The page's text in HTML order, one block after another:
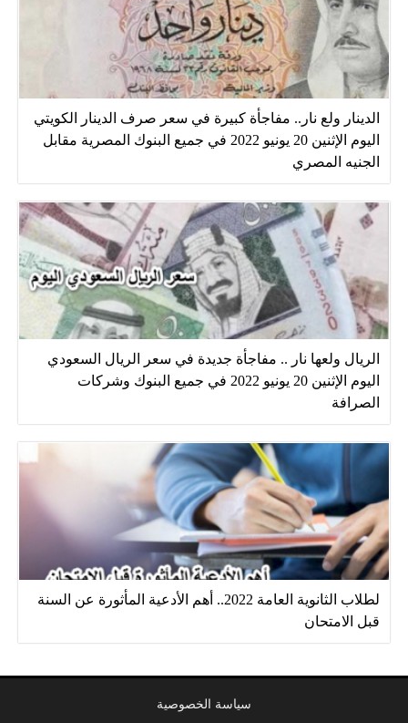
الدينار ولع نار.. مفاجأة كبيرة في سعر صرف الدينار الكويتي
اليوم الإثنين 20 يونيو 2022 في جميع البنوك المصرية مقابل
الجنيه المصري
الريال ولعها نار .. مفاجأة جديدة في سعر الريال السعودي
اليوم الإثنين 20 يونيو 2022 في جميع البنوك وشركات
الصرافة
لطلاب الثانوية العامة 2022.. أهم الأدعية المأثورة عن السنة
قبل الامتحان
سياسة الخصوصية